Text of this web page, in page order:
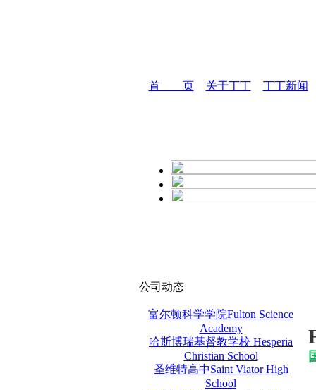
首 页 关于丁丁 丁丁新闻
公司动态
富尔顿科学学院Fulton Science
Academy
哈斯博瑞基督教学校 Hesperia
Christian School
圣维特高中Saint Viator High
School